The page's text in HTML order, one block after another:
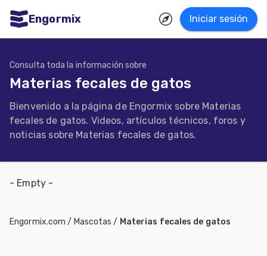
Engormix Iniciar sesión
Agricultura
Balanceados
Lechería
Consulta toda la información sobre
Materias fecales de gatos
Bienvenido a la página de Engormix sobre Materias
fecales de gatos. Videos, artículos técnicos, foros y
noticias sobre Materias fecales de gatos.
- Empty -
Engormix.com / Mascotas / Materias fecales de gatos